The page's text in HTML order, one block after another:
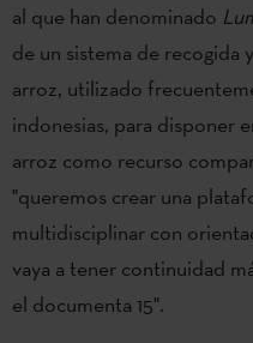
al que han denominado
de un sistema de recogida
arroz, utilizado
indonesias, para disponer
arroz como recurso
"queremos crear una
multidisciplinar con
vaya a tener continuidad
el documenta 15".